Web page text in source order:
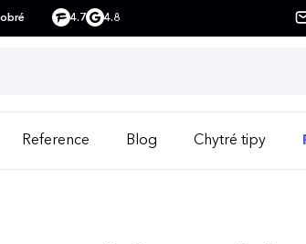
4.7 4.8
Reference Blog Chytré tipy